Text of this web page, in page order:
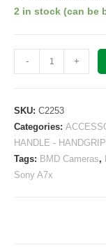
2 in stock (can be
CAMVATE
Cross
Bar
Sponge
Handle
Grips
C2253
- +
SKU: C2253
Categories:
HANDLE - HANDGRIP
Tags: BMD Cameras,
Sony A7x